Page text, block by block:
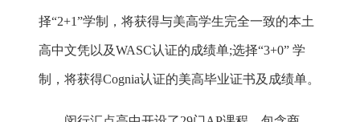
择“2+1”学制，将获得与美高学生完全一致的本土
高中文凭以及WASC认证的成绩单;选择“3+0” 学
制，将获得Cognia认证的美高毕业证书及成绩单。